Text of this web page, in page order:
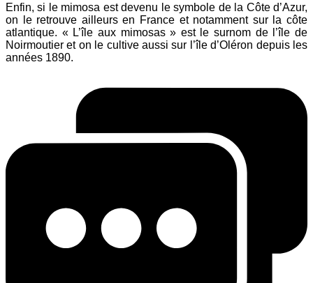
Enfin, si le mimosa est devenu le symbole de la Côte d’Azur,
on le retrouve ailleurs en France et notamment sur la côte
atlantique. « L’île aux mimosas » est le surnom de l’île de
Noirmoutier et on le cultive aussi sur l’île d’Oléron depuis les
années 1890.